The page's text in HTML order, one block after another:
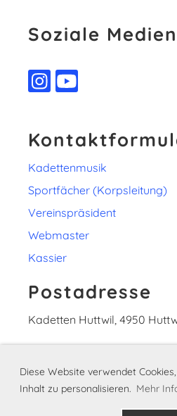
Diese Website verwendet
Inhalt zu personalisieren. Mehr
Soziale Medien
Kadettenmusik
Sportfächer (Korpsleitung)
Vereinspräsident
Webmaster
Kassier
Postadresse
Kadetten Huttwil, 4950
Clientis Bank Oberaargau,
IBAN-Nr. CH92
Inhaber: Kadetten Huttwil,